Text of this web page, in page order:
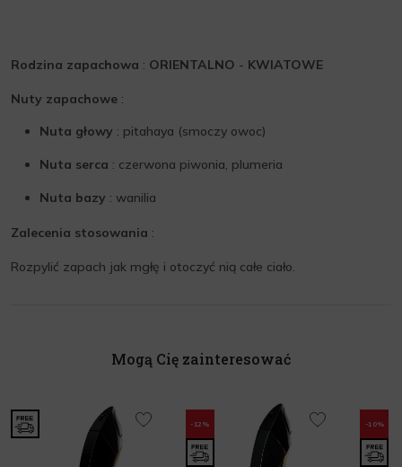
Rodzina zapachowa : ORIENTALNO - KWIATOWE
Nuty zapachowe :
Nuta głowy : pitahaya (smoczy owoc)
Nuta serca : czerwona piwonia, plumeria
Nuta bazy : wanilia
Zalecenia stosowania :
Rozpylić zapach jak mgłę i otoczyć nią całe ciało.
Mogą Cię zainteresować
-12% -10%